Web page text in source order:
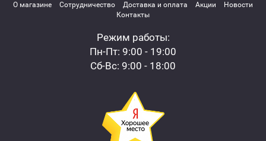
О магазине Сотрудничество Доставка и оплата Акции
Новости
Контакты
Режим работы:
Пн-Пт: 9:00 - 19:00
Сб-Вс: 9:00 - 18:00